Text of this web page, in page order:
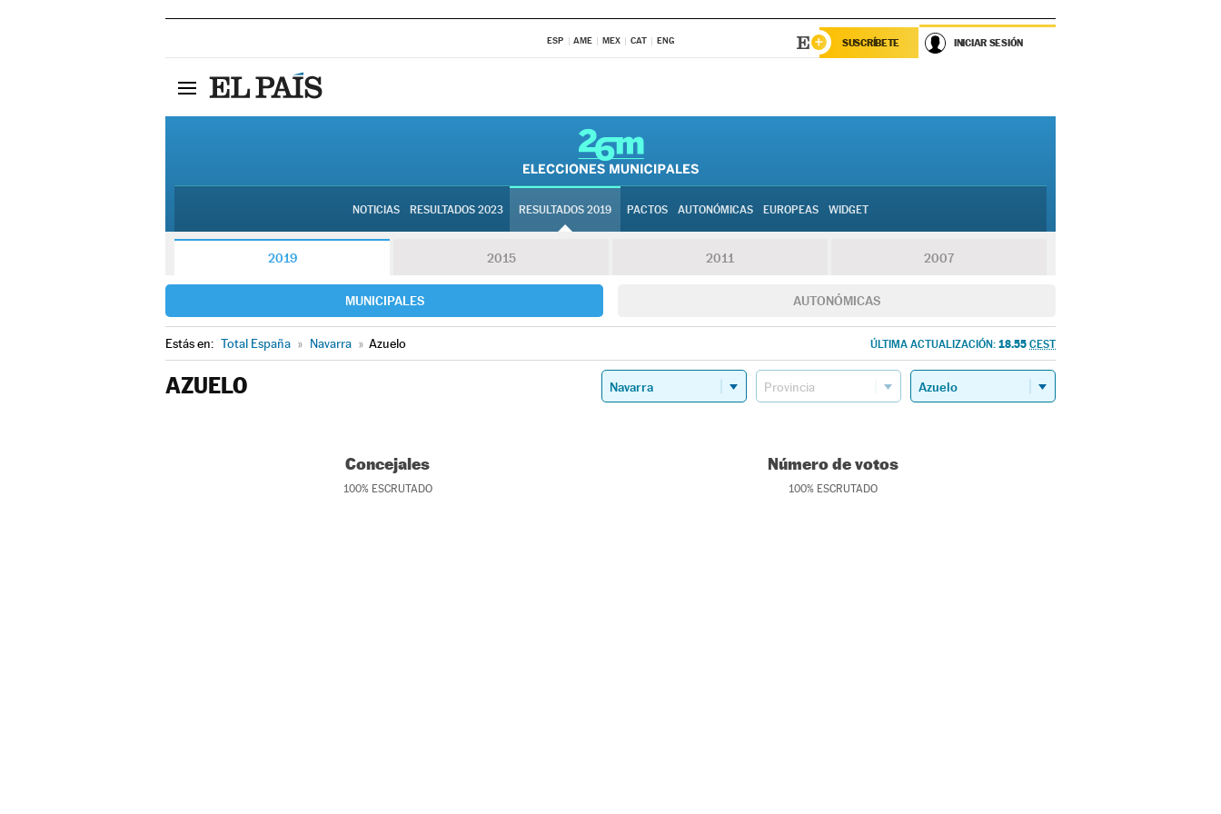
ESP AME MEX CAT ENG SUSCRÍBETE INICIAR SESIÓN
NOTICIAS RESULTADOS 2023 RESULTADOS 2019 PACTOS AUTONÓMICAS EUROPEAS WIDGET
2019 2015 2011 2007
MUNICIPALES AUTONÓMICAS
Estás en: Total España » Navarra » Azuelo ÚLTIMA ACTUALIZACIÓN: 18.55 CEST
AZUELO
Concejales
100% ESCRUTADO
Número de votos
100% ESCRUTADO